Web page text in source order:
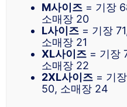
M사이즈 = 기장
소매장 20
L사이즈 = 기장
소매장 21
XL사이즈 = 기장
소매장 22
2XL사이즈 = 기
50, 소매장 24